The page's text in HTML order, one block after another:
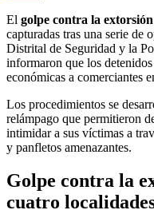
El golpe contra la
capturadas tras una serie de
Distrital de Seguridad y la
informaron que los
económicas a comerciantes
Los procedimientos se
relámpago que permitieron
intimidar a sus víctimas a
y panfletos amenazantes.
Golpe contra la
cuatro